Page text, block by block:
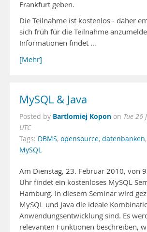
Frankfurt geben.
Die Teilnahme ist kostenlos - daher
sich früh für die Teilnahme
Informationen findet …
[Mehr]
MySQL & Java
Posted by Bartlomiej Kopon on Tue 26
UTC
Tags: DBMS, opensource, datenbanken,
MySQL
Am Dienstag, 23. Februar 2010, von
Uhr findet ein kostenloses MySQL
Hamburg. In diesem Seminar wird
MySQL und Java die ideale
Anwendungsentwicklung sind. Es
relevanten Funktionen beschreiben,